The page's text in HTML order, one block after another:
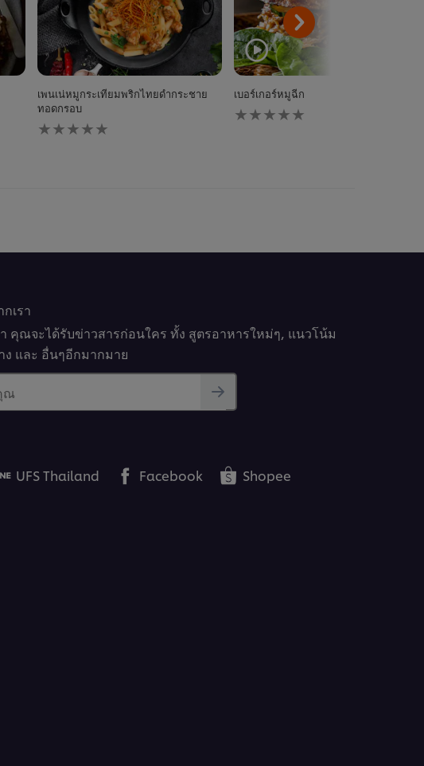
เพนเน่หมูกระเทียมพริกไทยดำกระชาย
ทอดกรอบ
ไม่มี
การ
เบอร์เกอร์หมูฉีก
ไม่มี
การ
เรา
คุณจะได้รับข่าวสารก่อนใคร ทั้ง สูตรอาหารใหม่ๆ, แนวโน้ม
และ อื่นๆอีกมากมาย
ณ
UFS Thailand Facebook Shopee